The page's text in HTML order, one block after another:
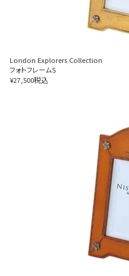
London Explorers Collection
フォトフレームS
¥27,500税込